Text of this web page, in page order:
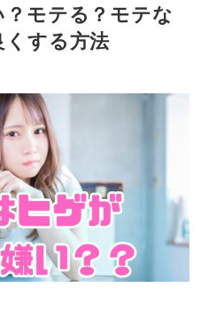
モテる？モテな
くする方法